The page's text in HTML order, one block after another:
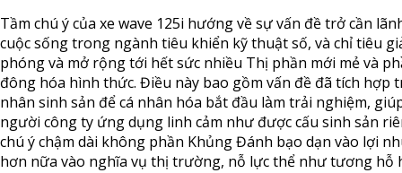
Tầm chú ý của xe wave 125i hướng về sự vấn đề trở cần
cuộc sống trong ngành tiêu khiển kỹ thuật số, và chỉ tiêu
phóng và mở rộng tới hết sức nhiều Thị phần mới mẻ và
đông hóa hình thức. Điều này bao gồm vấn đề đã tích hợp
nhân sinh sản để cá nhân hóa bắt đầu làm trải nghiệm,
người công ty ứng dụng linh cảm như được cấu sinh sản
chú ý chậm dài không phần Khủng Đánh bạo dạn vào lợi
hơn nữa vào nghĩa vụ thị trường, nỗ lực thể như tương hỗ